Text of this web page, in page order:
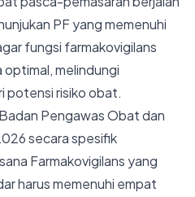
PF yang memenuhi
fungsi farmakovigilans
melindungi
potensi risiko obat.
Pengawas Obat dan
secara spesifik
Farmakovigilans yang
harus memenuhi empat